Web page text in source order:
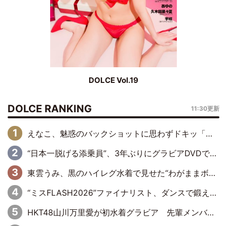
DOLCE Vol.19
DOLCE RANKING 11:30更新
えなこ、魅惑のバックショットに思わずドキッ「世界最高レベルの美しさ」「クールビューティーで良き」「ポーズも表情も完璧」
“日本一脱げる添乗員”、3年ぶりにグラビアDVDで復活 31歳の艶やかな表情がさえわたる
東雲うみ、黒のハイレグ水着で見せた“わがままボディ”がたまらない「うみちゃんカワイイ」「全てがステキな女神さま」「魅力的です」
“ミスFLASH2026”ファイナリスト、ダンスで鍛え上げた健康的な美ボディー披露
HKT48山川万里愛が初水着グラビア 先輩メンバーも思わず“ガン見”した新たな魅力